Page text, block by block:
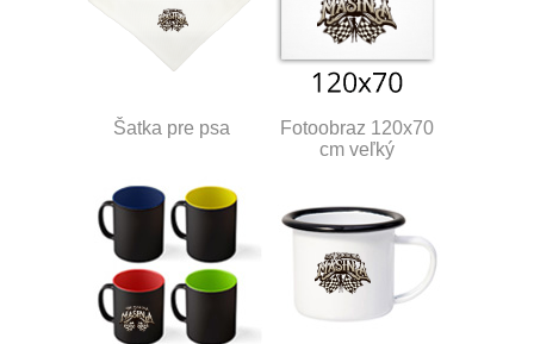
Šatka pre psa
Fotoobraz 120x70
cm veľký